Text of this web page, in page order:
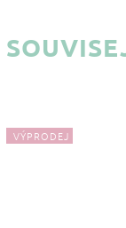
VÝPRODEJ